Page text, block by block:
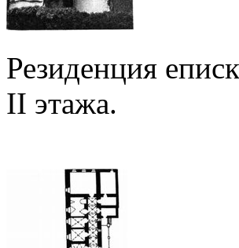
Резиденция
II этажа.